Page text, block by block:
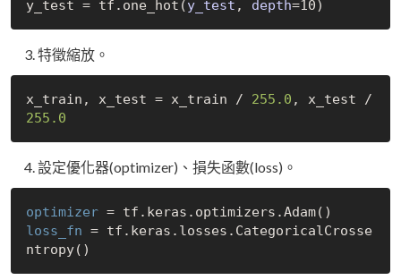
y_test = tf.one_hot(y_test , depth=10)
特徵縮放。
x_train, x_test = x_train / 255.0
255.0
設定優化器(optimizer)、損失函數(loss)。
optimizer
loss_fn = tf.keras.losses.CategoricalCrosse